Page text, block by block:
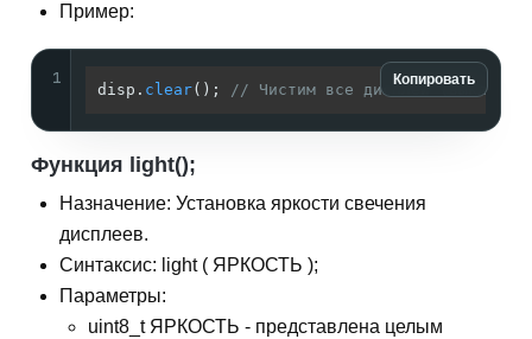
Пример:
Копировать
1
disp. clear(); // Чистим все дисплеи
Функция light();
Назначение: Установка яркости свечения
дисплеев.
Синтаксис: light ( ЯРКОСТЬ );
Параметры:
uint8_t ЯРКОСТЬ - представлена целым